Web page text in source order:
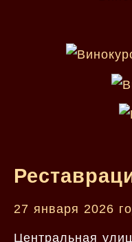
27 января 2026
Центральная